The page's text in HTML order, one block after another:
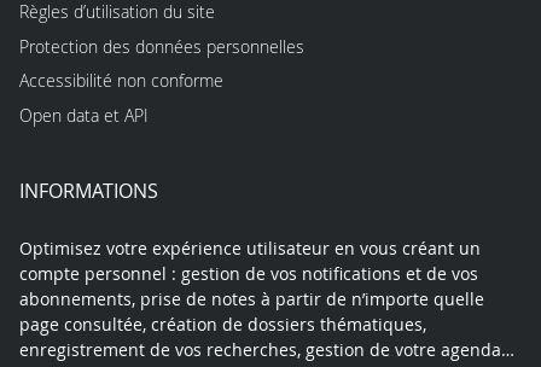
Règles d’utilisation du site
Protection des données personnelles
Accessibilité non conforme
Open data et API
INFORMATIONS
Optimisez votre expérience utilisateur en vous créant un
compte personnel : gestion de vos notifications et de vos
abonnements, prise de notes à partir de n’importe quelle
page consultée, création de dossiers thématiques,
enregistrement de vos recherches, gestion de votre agenda…